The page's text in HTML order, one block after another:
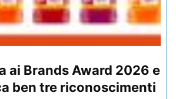
ai Brands Award 2026 e
ben tre riconoscimenti